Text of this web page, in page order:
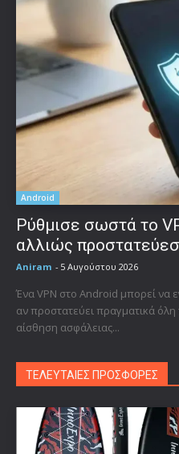
Android
Ρύθμισε σωστά το
αλλιώς
Aniram - 5 Αυγούστου 2026
Ένα VPN στο Android μπορεί να
αν προστατεύει πραγματικά
αίσθηση ασφάλειας...
ΤΕΛΕΥΤΑΙΕΣ ΠΡΟΣΦΟΡΕΣ